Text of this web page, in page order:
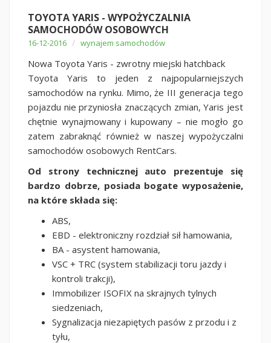
TOYOTA YARIS - WYPOŻYCZALNIA
SAMOCHODÓW OSOBOWYCH
16-12-2016 / wynajem samochodów
Nowa Toyota Yaris - zwrotny miejski hatchback
Toyota Yaris to jeden z najpopularniejszych
samochodów na rynku. Mimo, że III generacja tego
pojazdu nie przyniosła znaczących zmian, Yaris jest
chętnie wynajmowany i kupowany – nie mogło go
zatem zabraknąć również w naszej wypożyczalni
samochodów osobowych RentCars.
Od strony technicznej auto prezentuje się
bardzo dobrze, posiada bogate wyposażenie,
na które składa się:
ABS,
EBD - elektroniczny rozdział sił hamowania,
BA - asystent hamowania,
VSC + TRC (system stabilizacji toru jazdy i
kontroli trakcji),
Immobilizer ISOFIX na skrajnych tylnych
siedzeniach,
Sygnalizacja niezapiętych pasów z przodu i z
tyłu,